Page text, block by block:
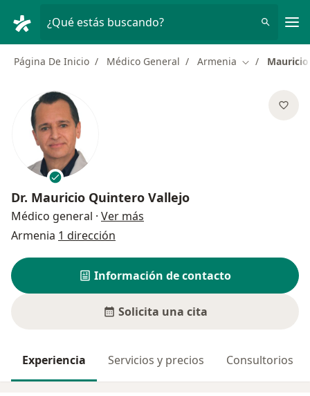
¿Qué estás buscando?
Página De Inicio Médico General Armenia Cambiar de
Dr. Mauricio Quintero Vallejo
Médico general · Ver más
Armenia 1 dirección
Información de contacto
Solicita una cita
Experiencia Servicios y precios Consultorios